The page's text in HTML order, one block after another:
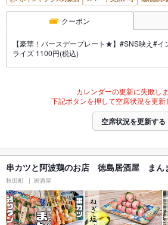
クーポン
【豪華！バースデープレート★】#SNS映え#
ライズ 1100円(税込)
カレンダーの更新に失敗しま
下記ボタンを押して空席状況を更新
空席状況を更新する
串カツと阿波鶏のお店 徳島居酒屋 まん
秋田町 居酒屋